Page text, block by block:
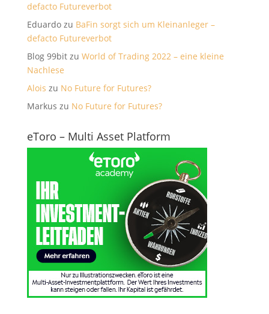
defacto Futureverbot
Eduardozu BaFin sorgt sich um Kleinanleger –
defacto Futureverbot
Blog 99bitzu World of Trading 2022 – eine kleine
Nachlese
Alois zu No Future for Futures?
Markus zu No Future for Futures?
eToro – Multi Asset Platform